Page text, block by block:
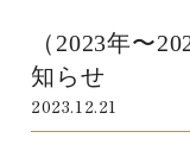
（2023年〜
知らせ
2023.12.21